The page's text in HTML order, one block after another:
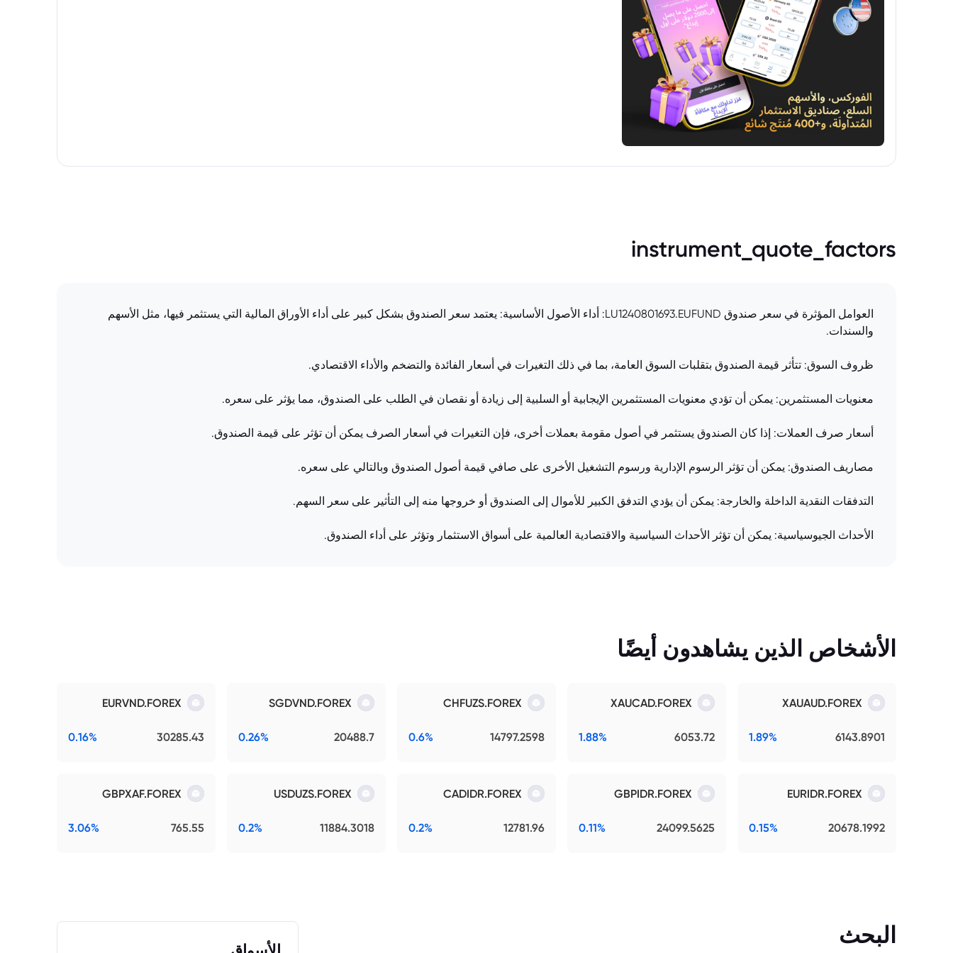
instrument_quote_factors
العوامل المؤثرة في سعر صندوق LU1240801693.EUFUND: أداء الأصول الأساسية: يعتمد سعر الصندوق بشكل كبير على أداء الأوراق المالية التي يستثمر فيها، مثل الأسهم
والسندات.
ظروف السوق: تتأثر قيمة الصندوق بتقلبات السوق العامة، بما في ذلك التغيرات في أسعار الفائدة والتضخم والأداء الاقتصادي.
معنويات المستثمرين: يمكن أن تؤدي معنويات المستثمرين الإيجابية أو السلبية إلى زيادة أو نقصان في الطلب على الصندوق، مما يؤثر على سعره.
أسعار صرف العملات: إذا كان الصندوق يستثمر في أصول مقومة بعملات أخرى، فإن التغيرات في أسعار الصرف يمكن أن تؤثر على قيمة الصندوق.
مصاريف الصندوق: يمكن أن تؤثر الرسوم الإدارية ورسوم التشغيل الأخرى على صافي قيمة أصول الصندوق وبالتالي على سعره.
التدفقات النقدية الداخلة والخارجة: يمكن أن يؤدي التدفق الكبير للأموال إلى الصندوق أو خروجها منه إلى التأثير على سعر السهم.
الأحداث الجيوسياسية: يمكن أن تؤثر الأحداث السياسية والاقتصادية العالمية على أسواق الاستثمار وتؤثر على أداء الصندوق.
الأشخاص الذين يشاهدون أيضًا
XAUAUD.FOREX
6143.8901
1.89%
XAUCAD.FOREX
6053.72
1.88%
CHFUZS.FOREX
14797.2598
0.6%
SGDVND.FOREX
20488.7
0.26%
EURVND.FOREX
30285.43
0.16%
EURIDR.FOREX
20678.1992
0.15%
GBPIDR.FOREX
24099.5625
0.11%
CADIDR.FOREX
12781.96
0.2%
USDUZS.FOREX
11884.3018
0.2%
GBPXAF.FOREX
765.55
3.06%
البحث